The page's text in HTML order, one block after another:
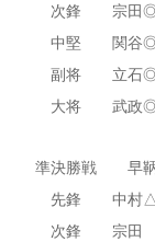
次鋒 宗田◎
中堅 関谷◎
副将 立石◎
大将 武政◎
準決勝戦
先鋒 中村△
次鋒 宗田 ×